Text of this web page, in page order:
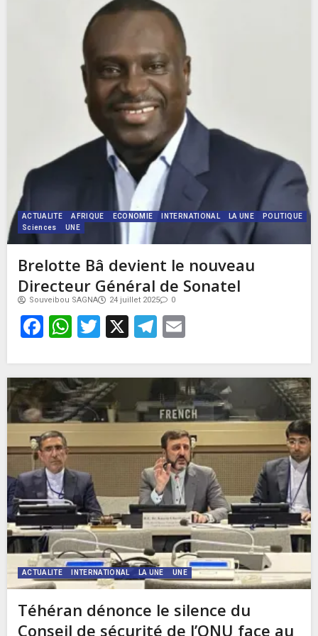
ACTUALITE AFRIQUE ECONOMIE INTERNATIONAL LA UNE
POLITIQUE
Sciences
UNE
Brelotte Bâ devient le nouveau
Directeur Général de Sonatel
Souveibou SAGNA 24 juillet 2025 0
Facebook
WhatsApp
Twitter
X Telegram
ACTUALITE INTERNATIONAL LA UNE UNE
Téhéran dénonce le silence du
Conseil de sécurité de l’ONU face au